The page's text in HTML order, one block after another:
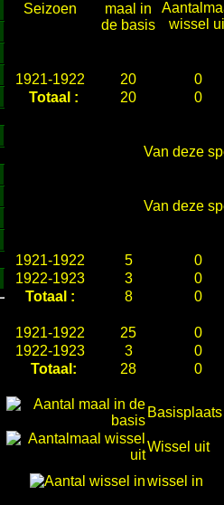
Seizoen
1921-1922 20
0
Totaal :
20 0
Van deze
Van deze
1921-1922 5
0
1922-1923
3
0
Totaal :
8 0
1921-1922 25
0
1922-1923
3
0
Totaal:
28 0
Basisplaats
Wissel uit
wissel in